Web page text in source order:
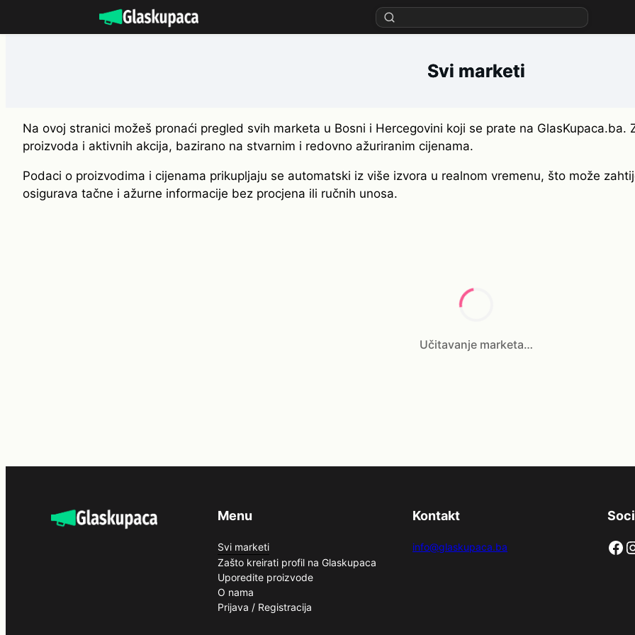
na
Svi marketi
Na ovoj stranici možeš pronaći pregled svih marketa u Bosni i Hercegovini koji se prate na
proizvoda i aktivnih akcija, bazirano na stvarnim i redovno ažuriranim cijenama.
Podaci o proizvodima i cijenama prikupljaju se automatski iz više izvora u realnom vremenu, što može
osigurava tačne i ažurne informacije bez procjena ili ručnih unosa.
Učitavanje marketa…
Menu
Svi marketi
Zašto kreirati profil na Glaskupaca
Uporedite proizvode
O nama
Prijava / Registracija
Kontakt
info@glaskupaca.ba Facebook